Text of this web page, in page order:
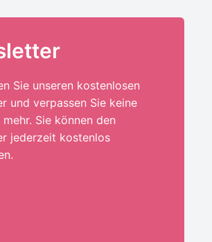
Sie unseren kostenlosen
und verpassen Sie keine
Sie können den
jederzeit kostenlos